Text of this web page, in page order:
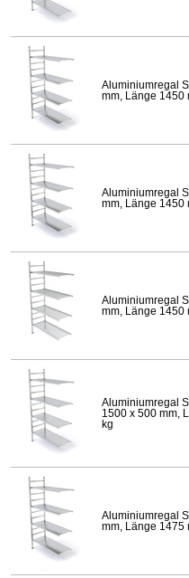
Aluminiumregal
mm, Länge 1450
Aluminiumregal
mm, Länge 1450
Aluminiumregal
mm, Länge 1450
Aluminiumregal
1500 x 500 mm,
kg
Aluminiumregal
mm, Länge 1475